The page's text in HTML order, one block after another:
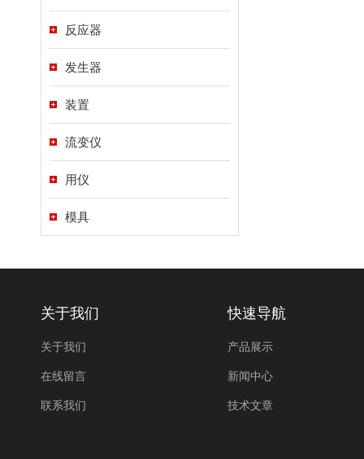
反应器
发生器
装置
流变仪
用仪
模具
关于我们
关于我们
在线留言
联系我们
快速导航
产品展示
新闻中心
技术文章